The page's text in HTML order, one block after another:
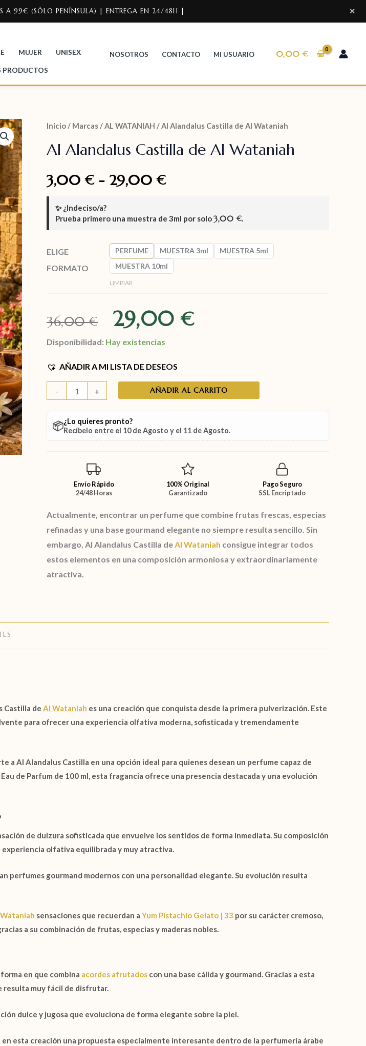
A 99€ (SÓLO PENÍNSULA) | ENTREGA EN 24/48H | ✕
MUJER UNISEX
PRODUCTOS
NOSOTROS CONTACTO MI USUARIO 0,00€
Inicio/ Marcas/AL WATANIAH / Al Alandalus Castilla de Al Wataniah
Al Alandalus Castilla de Al Wataniah
3,00€ - 29,00€
✨¿Indeciso/a?
Prueba primero una muestra de 3ml por solo3,00 €.
ELIGE
FORMATO
PERFUME MUESTRA 3ml
MUESTRA 5ml
MUESTRA 10ml
LIMPIAR
36,00€ 29,00€
Disponibilidad: Hay existencias
AÑADIR A MI LISTA DE DESEOS
- + AÑADIR AL CARRITO
📦¿Lo quieres pronto?
Recíbelo entre el 10 de Agosto y el 11 de Agosto.
Envío Rápido
24/48 Horas
100% Original
Garantizado
Pago Seguro
SSL Encriptado
Actualmente, encontrar un perfume que combine frutas frescas, especias
refinadas y una base gourmand elegante no siempre resulta sencillo. Sin
embargo, Al Alandalus Castilla deAl Wataniah consigue integrar todos
estos elementos en una composición armoniosa y extraordinariamente
atractiva.
Castilla de Al Wataniah es una creación que conquista desde la primera pulverización. Este
para ofrecer una experiencia olfativa moderna, sofisticada y tremendamente
a Al Alandalus Castilla en una opción ideal para quienes desean un perfume capaz de
Eau de Parfum de 100 ml, esta fragancia ofrece una presencia destacada y una evolución
de dulzura sofisticada que envuelve los sentidos de forma inmediata. Su composición
experiencia olfativa equilibrada y muy atractiva.
perfumes gourmand modernos con una personalidad elegante. Su evolución resulta
sensaciones que recuerdan a Yum Pistachio Gelato | 33 por su carácter cremoso,
a su combinación de frutas, especias y maderas nobles.
forma en que combina acordes afrutados con una base cálida y gourmand. Gracias a esta
resulta muy fácil de disfrutar.
dulce y jugosa que evoluciona de forma elegante sobre la piel.
esta creación una propuesta especialmente interesante dentro de la perfumería árabe